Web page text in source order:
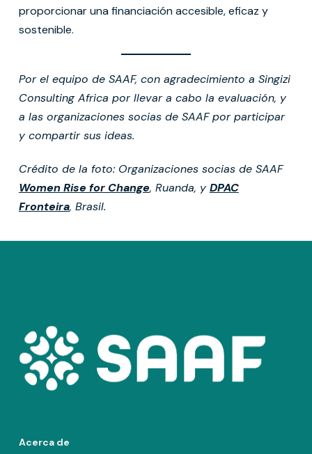
proporcionar una financiación accesible, eficaz y
sostenible.
Por el equipo de SAAF, con agradecimiento a Singizi
Consulting Africa por llevar a cabo la evaluación, y
a las organizaciones socias de SAAF por participar
y compartir sus ideas.
Crédito de la foto: Organizaciones socias de SAAF
Women Rise for Change, Ruanda, y DPAC
Fronteira, Brasil.
Acerca de